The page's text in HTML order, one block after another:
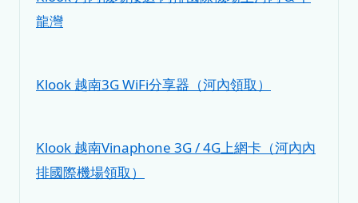
龍灣
Klook 越南3G WiFi分享器（河內領取）
Klook 越南Vinaphone 3G / 4G上網卡（河內內
排國際機場領取）